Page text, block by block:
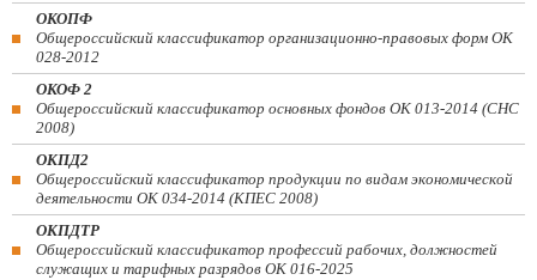
ОКОПФ
Общероссийский классификатор организационно-правовых форм ОК
028-2012
ОКОФ 2
Общероссийский классификатор основных фондов ОК 013-2014 (СНС
2008)
ОКПД2
Общероссийский классификатор продукции по видам экономической
деятельности ОК 034-2014 (КПЕС 2008)
ОКПДТР
Общероссийский классификатор профессий рабочих, должностей
служащих и тарифных разрядов ОК 016-2025